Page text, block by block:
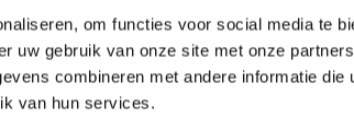
om functies voor social media te
uw gebruik van onze site met onze
combineren met andere informatie die
van hun services.